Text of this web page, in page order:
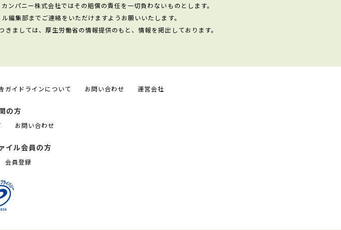
ンパニー株式会社ではその賠償の責任を一切負わないものとします。
編集部までご連絡をいただけますようお願いいたします。
ましては、厚生労働省の情報提供のもと、情報を掲出しております。
ガイドラインについて お問い合わせ 運営会社
の方
お問い合わせ
イル会員の方
会員登録